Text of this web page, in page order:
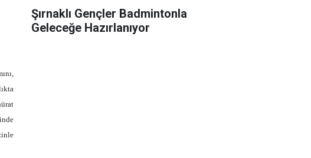
Şırnaklı Gençler Badmintonla
Geleceğe Hazırlanıyor